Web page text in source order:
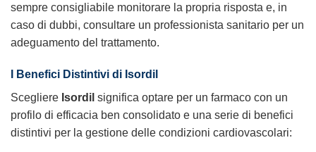
sempre consigliabile monitorare la propria risposta e, in
caso di dubbi, consultare un professionista sanitario per un
adeguamento del trattamento.
I Benefici Distintivi di Isordil
Scegliere Isordil significa optare per un farmaco con un
profilo di efficacia ben consolidato e una serie di benefici
distintivi per la gestione delle condizioni cardiovascolari: